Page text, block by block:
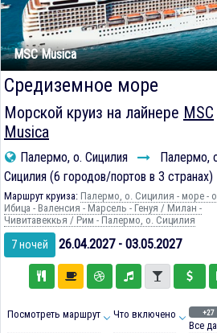
MSC Musica
Средиземное море
Морской круиз на лайнере MSC
Musica
Палермо, о. Сицилия
Палермо,
Сицилия (6 городов/портов в 3 странах)
Маршрут круиза: Палермо, о. Сицилия - море -
Ибица - Валенсия - Марсель - Генуя / Милан -
Чивитавеккья / Рим - Палермо, о. Сицилия
7 ночей 26.04.2027 - 03.05.2027
Посмотреть маршрут Что включено +27
Все